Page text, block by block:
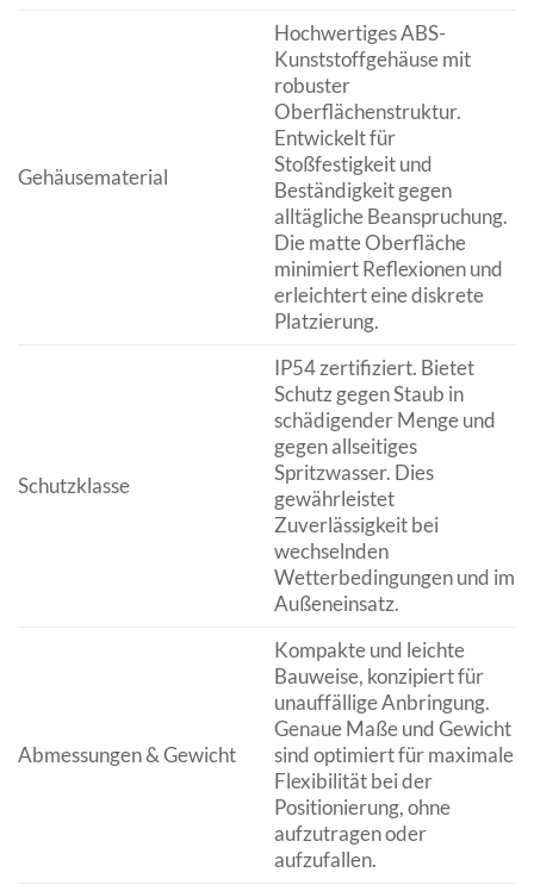
Gehäusematerial
Hochwertiges ABS-
Kunststoffgehäuse mit
robuster
Oberflächenstruktur.
Entwickelt für
Stoßfestigkeit und
Beständigkeit gegen
alltägliche Beanspruchung.
Die matte Oberfläche
minimiert Reflexionen und
erleichtert eine diskrete
Platzierung.
Schutzklasse
IP54 zertifiziert. Bietet
Schutz gegen Staub in
schädigender Menge und
gegen allseitiges
Spritzwasser. Dies
gewährleistet
Zuverlässigkeit bei
wechselnden
Wetterbedingungen und im
Außeneinsatz.
Abmessungen & Gewicht
Kompakte und leichte
Bauweise, konzipiert für
unauffällige Anbringung.
Genaue Maße und Gewicht
sind optimiert für maximale
Flexibilität bei der
Positionierung, ohne
aufzutragen oder
aufzufallen.